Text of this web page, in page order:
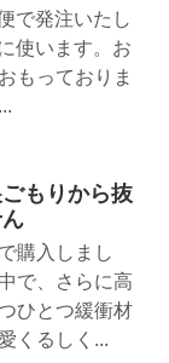
で発注いたし
使います。お
もっておりま
もりから抜
購入しまし
で、さらに高
ひとつ緩衝材
くるしく...